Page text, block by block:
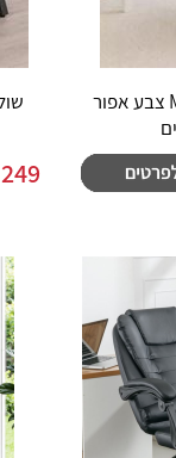
כסא בד מעוצב דגם Milano צבע אפור
249